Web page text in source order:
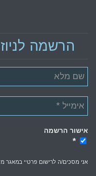
הרשמה
אישור הרשמה
*
אני מסכים/ה לרישום פרטיי במאגר